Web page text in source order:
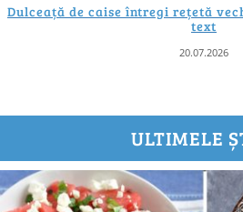
Dulceață de caise întregi rețetă
text
20.07.2026
ULTIMELE